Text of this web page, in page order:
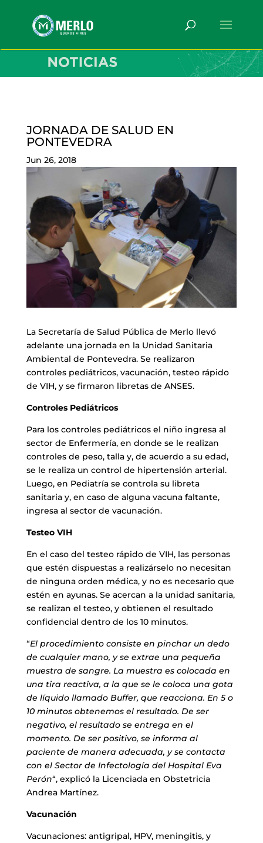
JORNADA DE SALUD EN
PONTEVEDRA
Jun 26, 2018
La Secretaría de Salud Pública de Merlo llevó
adelante una jornada en la Unidad Sanitaria
Ambiental de Pontevedra. Se realizaron
controles pediátricos, vacunación, testeo rápido
de VIH, y se firmaron libretas de ANSES.
Controles Pediátricos
Para los controles pediátricos el niño ingresa al
sector de Enfermería, en donde se le realizan
controles de peso, talla y, de acuerdo a su edad,
se le realiza un control de hipertensión arterial.
Luego, en Pediatría se controla su libreta
sanitaria y, en caso de alguna vacuna faltante,
ingresa al sector de vacunación.
Testeo VIH
En el caso del testeo rápido de VIH, las personas
que estén dispuestas a realizárselo no necesitan
de ninguna orden médica, y no es necesario que
estén en ayunas. Se acercan a la unidad sanitaria,
se realizan el testeo, y obtienen el resultado
confidencial dentro de los 10 minutos.
“El procedimiento consiste en pinchar un dedo
de cualquier mano, y se extrae una pequeña
muestra de sangre. La muestra es colocada en
una tira reactiva, a la que se le coloca una gota
de líquido llamado Buffer, que reacciona. En 5 o
10 minutos obtenemos el resultado. De ser
negativo, el resultado se entrega en el
momento. De ser positivo, se informa al
paciente de manera adecuada, y se contacta
con el Sector de Infectología del Hospital Eva
Perón“, explicó la Licenciada en Obstetricia
Andrea Martínez.
Vacunación
Vacunaciones: antigripal, HPV, meningitis, y